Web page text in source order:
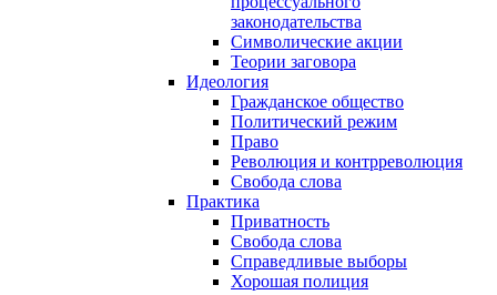
законодательства
Символические акции
Теории заговора
Идеология
Гражданское общество
Политический режим
Право
Революция и контрреволюция
Свобода слова
Практика
Приватность
Свобода слова
Справедливые выборы
Хорошая полиция